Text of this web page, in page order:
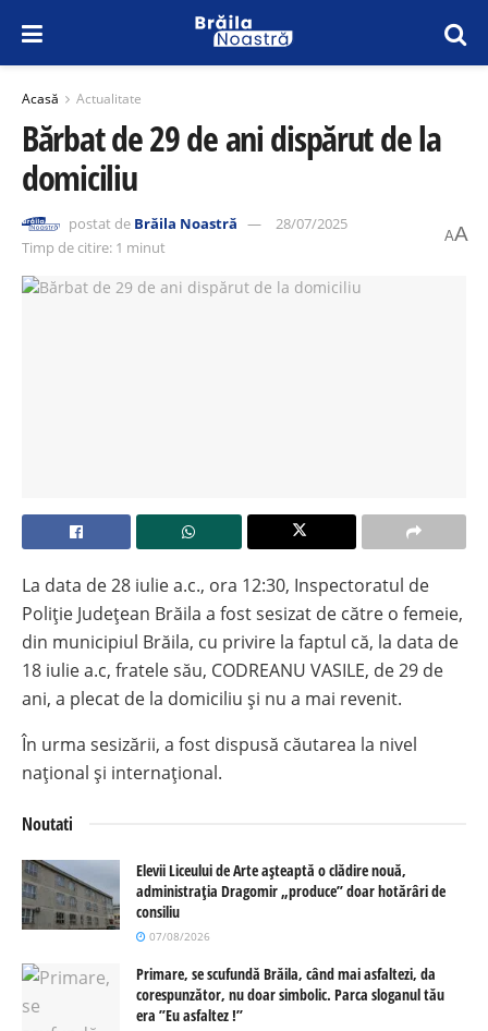
Acasă Actualitate
Bărbat de 29 de ani dispărut de la
domiciliu
postat de Brăila Noastră
28/07/2025
Timp de citire: 1 minut
AA
La data de 28 iulie a.c., ora 12:30, Inspectoratul de
Poliție Județean Brăila a fost sesizat de către o femeie,
din municipiul Brăila, cu privire la faptul că, la data de
18 iulie a.c, fratele său, CODREANU VASILE, de 29 de
ani, a plecat de la domiciliu și nu a mai revenit.
În urma sesizării, a fost dispusă căutarea la nivel
național și internațional.
Noutati
Elevii Liceului de Arte așteaptă o clădire nouă,
administrația Dragomir „produce” doar hotărâri de
consiliu
07/08/2026
Primare, se scufundă Brăila, când mai asfaltezi, da
corespunzător, nu doar simbolic. Parca sloganul tău
era ”Eu asfaltez !”